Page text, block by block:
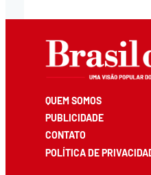
QUEM SOMOS
PUBLICIDADE
CONTATO
POLÍTICA DE